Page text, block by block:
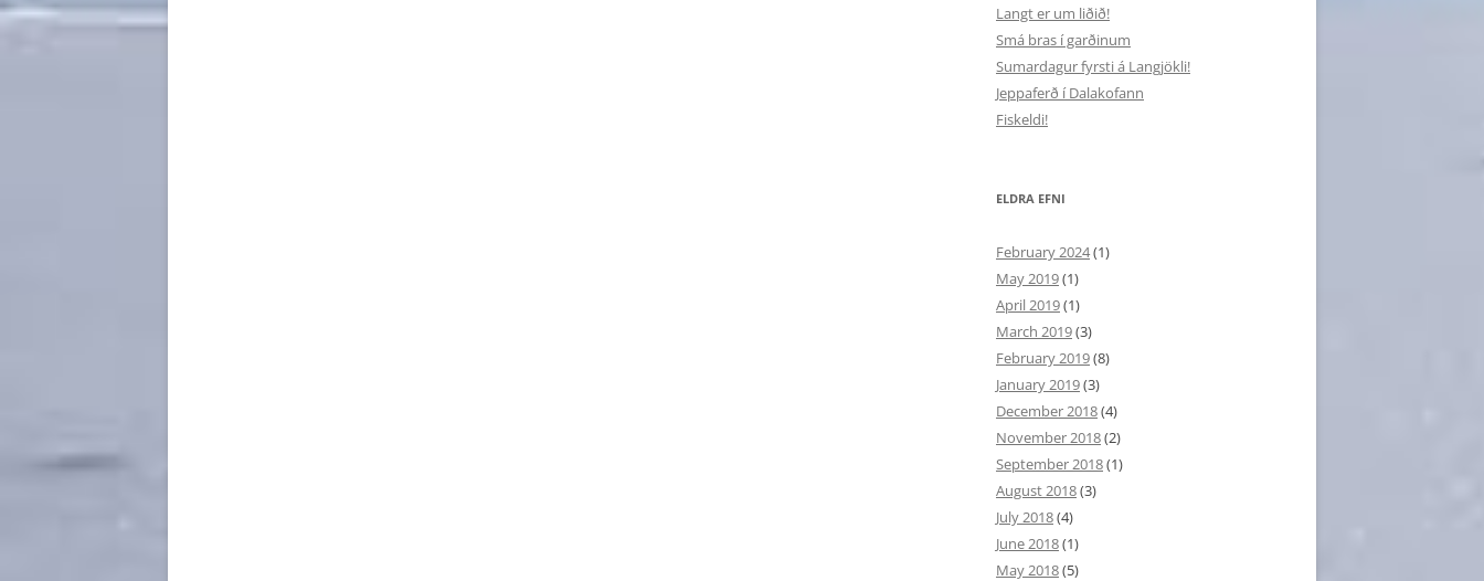
Langt er um liðið!
Smá bras í garðinum
Sumardagur fyrsti á Langjökli!
Jeppaferð í Dalakofann
Fiskeldi!
ELDRA EFNI
February 2024(1)
May 2019(1)
April 2019(1)
March 2019(3)
February 2019(8)
January 2019(3)
December 2018(4)
November 2018(2)
September 2018(1)
August 2018(3)
July 2018(4)
June 2018(1)
May 2018(5)